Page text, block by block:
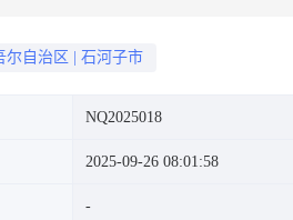
尔自治区 石河子市
NQ2025018
2025-09-26 08:01:58